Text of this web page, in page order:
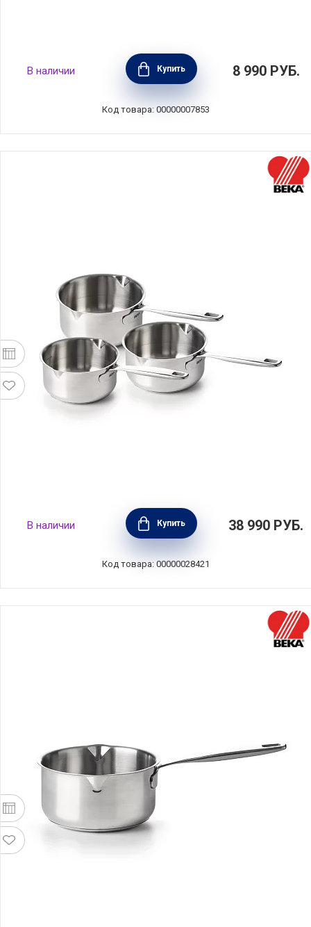
Ковшик Роял 1,1 л, 14 см, Silampos,
633123VY1114
В наличии Купить 8 990 РУБ.
Код товара: 00000007853
Набор из 3-х ковшиков Maestro,
нержавеющая сталь, цвет стальной, BEKA,
Бельгия, 15026974
В наличии Купить 38 990 РУБ.
Код товара: 00000028421